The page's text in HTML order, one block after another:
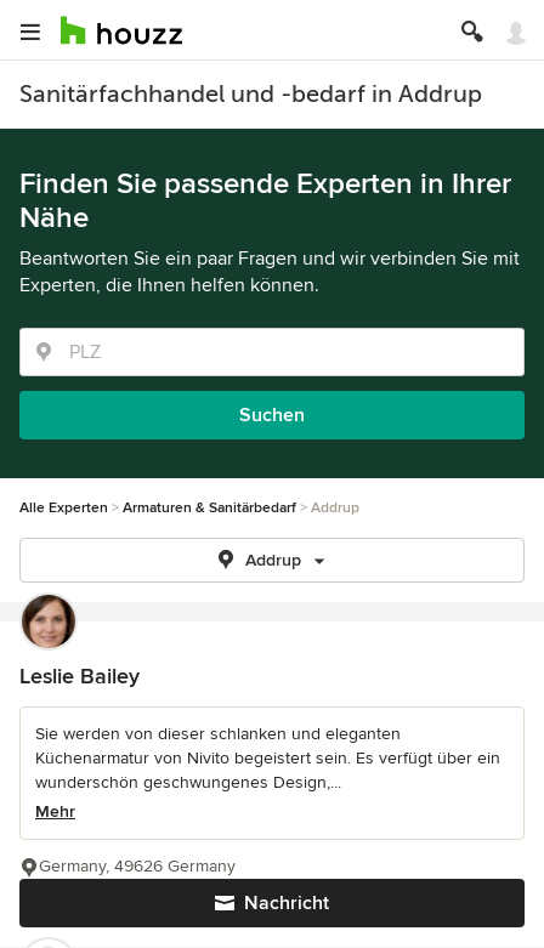
Sanitärfachhandel und -bedarf in Addrup
Finden Sie passende Experten in Ihrer
Nähe
Beantworten Sie ein paar Fragen und wir verbinden Sie mit
Experten, die Ihnen helfen können.
Suchen
Alle Experten Armaturen & Sanitärbedarf Addrup
Addrup
Leslie Bailey
Sie werden von dieser schlanken und eleganten
Küchenarmatur von Nivito begeistert sein. Es verfügt über ein
wunderschön geschwungenes Design,...
Mehr
Nachricht
Germany, 49626 Germany